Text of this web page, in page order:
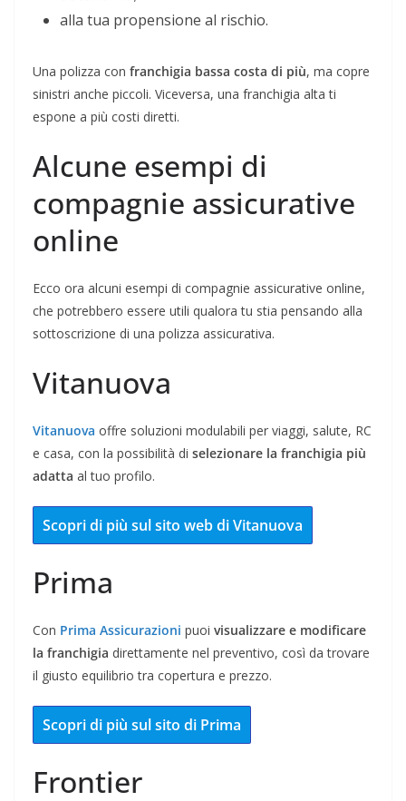
alla tua propensione al rischio.
Una polizza con franchigia bassa costa di più, ma copre
sinistri anche piccoli. Viceversa, una franchigia alta ti
espone a più costi diretti.
Alcune esempi di
compagnie assicurative
online
Ecco ora alcuni esempi di compagnie assicurative online,
che potrebbero essere utili qualora tu stia pensando alla
sottoscrizione di una polizza assicurativa.
Vitanuova
Vitanuova offre soluzioni modulabili per viaggi, salute, RC
e casa, con la possibilità di selezionare la franchigia più
adatta al tuo profilo.
Scopri di più sul sito web di Vitanuova
Prima
Con Prima Assicurazioni puoi visualizzare e modificare
la franchigia direttamente nel preventivo, così da trovare
il giusto equilibrio tra copertura e prezzo.
Scopri di più sul sito di Prima
Frontier